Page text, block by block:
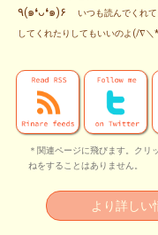
٩(๑❛ᴗ❛๑)۶
いつも読んでくれ
してくれたりしてもいいのよ(/∇＼
＊関連ページに飛びます。クリ
ねをすることはありません。
より詳し